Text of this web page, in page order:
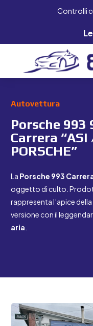
Controlli
Autovettura
Porsche 993
Carrera “ASI
PORSCHE”
La Porsche 993
oggetto di culto.
rappresenta l’apice
versione con il
aria